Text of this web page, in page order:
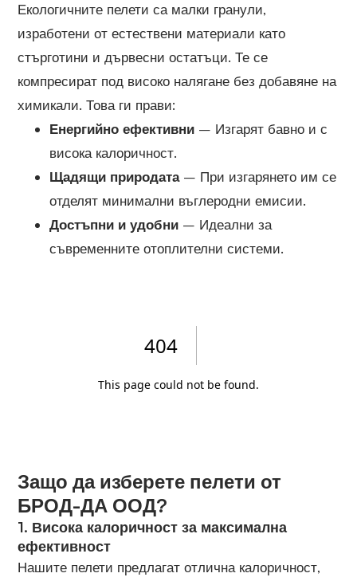
Екологичните пелети са малки гранули,
изработени от естествени материали като
стърготини и дървесни остатъци. Те се
компресират под високо налягане без добавяне на
химикали. Това ги прави:
Енергийно ефективни – Изгарят бавно и с
висока калоричност.
Щадящи природата– При изгарянето им се
отделят минимални въглеродни емисии.
Достъпни и удобни – Идеални за
съвременните отоплителни системи.
Защо да изберете пелети от
БРОД-ДА ООД?
1. Висока калоричност за максимална
ефективност
Нашите пелети предлагат отлична калоричност,